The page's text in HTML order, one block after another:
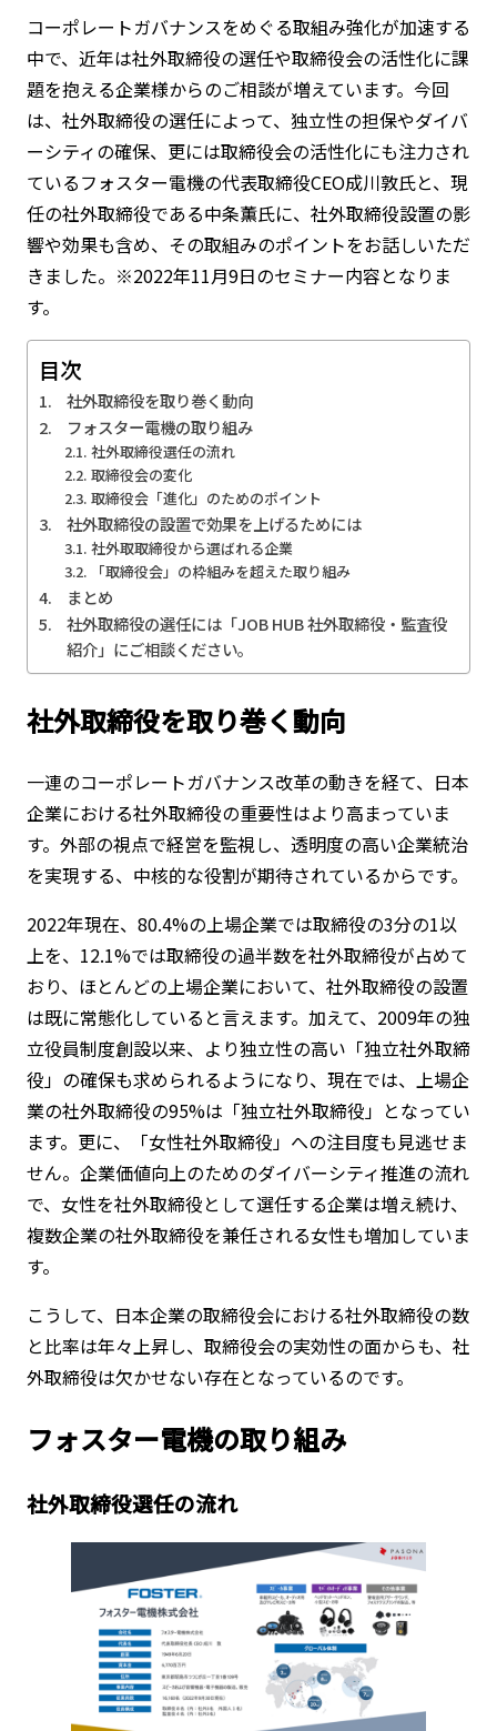
コーポレートガバナンスをめぐる取組み強化が加速する
中で、近年は社外取締役の選任や取締役会の活性化に課
題を抱える企業様からのご相談が増えています。今回
は、社外取締役の選任によって、独立性の担保やダイバ
ーシティの確保、更には取締役会の活性化にも注力され
ているフォスター電機の代表取締役CEO成川敦氏と、現
任の社外取締役である中条薫氏に、社外取締役設置の影
響や効果も含め、その取組みのポイントをお話しいただ
きました。※2022年11月9日のセミナー内容となりま
す。
目次
社外取締役を取り巻く動向
フォスター電機の取り組み
社外取締役選任の流れ
取締役会の変化
取締役会「進化」のためのポイント
社外取締役の設置で効果を上げるためには
社外取取締役から選ばれる企業
「取締役会」の枠組みを超えた取り組み
まとめ
社外取締役の選任には「JOB HUB 社外取締役・監査役
紹介」にご相談ください。
社外取締役を取り巻く動向
一連のコーポレートガバナンス改革の動きを経て、日本
企業における社外取締役の重要性はより高まっていま
す。外部の視点で経営を監視し、透明度の高い企業統治
を実現する、中核的な役割が期待されているからです。
2022年現在、80.4%の上場企業では取締役の3分の1以
上を、12.1%では取締役の過半数を社外取締役が占めて
おり、ほとんどの上場企業において、社外取締役の設置
は既に常態化していると言えます。加えて、2009年の独
立役員制度創設以来、より独立性の高い「独立社外取締
役」の確保も求められるようになり、現在では、上場企
業の社外取締役の95%は「独立社外取締役」となってい
ます。更に、「女性社外取締役」への注目度も見逃せま
せん。企業価値向上のためのダイバーシティ推進の流れ
で、女性を社外取締役として選任する企業は増え続け、
複数企業の社外取締役を兼任される女性も増加していま
す。
こうして、日本企業の取締役会における社外取締役の数
と比率は年々上昇し、取締役会の実効性の面からも、社
外取締役は欠かせない存在となっているのです。
フォスター電機の取り組み
社外取締役選任の流れ